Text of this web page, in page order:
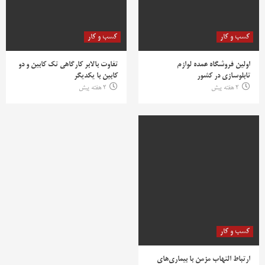
کسب و کار
اولین فروشگاه عمده لوازم
تابلوسازی در کشور
2 هفته پیش
کسب و کار
تفاوت بالابر کارگاهی تک کابین و دو
کابین با یکدیگر
2 هفته پیش
کسب و کار
ارتباط التهاب مزمن با بیماری‌های